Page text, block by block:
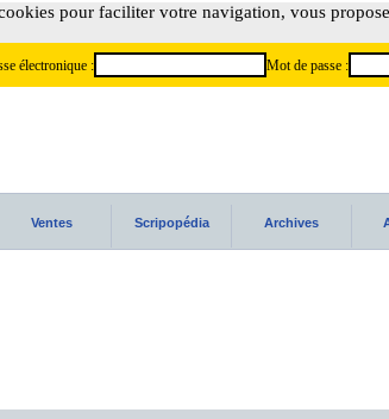
pour faciliter votre navigation, vous
électronique : Mot de passe :
Ventes Scripopédia Archives